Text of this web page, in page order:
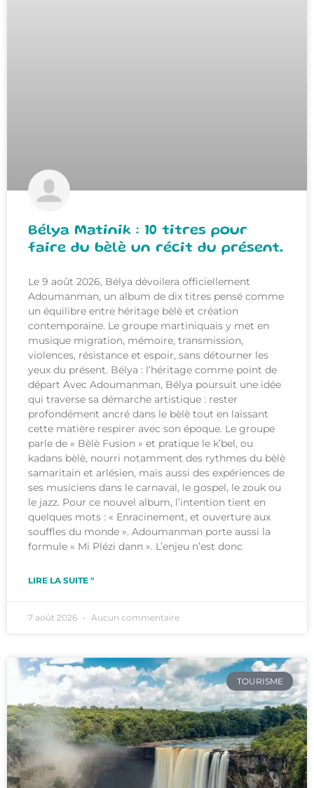
Bélya Matinik : 10 titres pour
faire du bèlè un récit du présent.
Le 9 août 2026, Bélya dévoilera officiellement
Adoumanman, un album de dix titres pensé comme
un équilibre entre héritage bèlè et création
contemporaine. Le groupe martiniquais y met en
musique migration, mémoire, transmission,
violences, résistance et espoir, sans détourner les
yeux du présent. Bélya : l’héritage comme point de
départ Avec Adoumanman, Bélya poursuit une idée
qui traverse sa démarche artistique : rester
profondément ancré dans le bèlè tout en laissant
cette matière respirer avec son époque. Le groupe
parle de « Bèlè Fusion » et pratique le k’bel, ou
kadans bèlè, nourri notamment des rythmes du bèlè
samaritain et arlésien, mais aussi des expériences de
ses musiciens dans le carnaval, le gospel, le zouk ou
le jazz. Pour ce nouvel album, l’intention tient en
quelques mots : « Enracinement, et ouverture aux
souffles du monde ». Adoumanman porte aussi la
formule « Mi Plézi dann ». L’enjeu n’est donc
LIRE LA SUITE "
7 août 2026 Aucun commentaire
TOURISME